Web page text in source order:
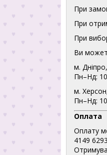
При
При
При
Ви
м.
Пн–Нд:
м.
Пн–Нд:
Оплата
Оплату
4149